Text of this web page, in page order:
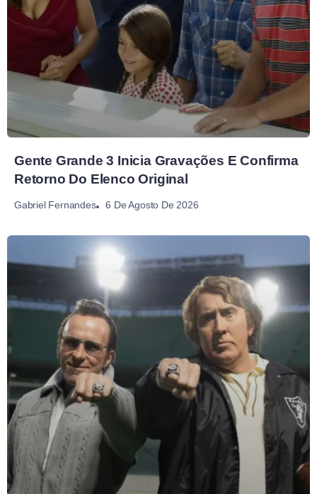
Gente Grande 3 Inicia Gravações E Confirma
Retorno Do Elenco Original
Gabriel Fernandes 6 De Agosto De 2026